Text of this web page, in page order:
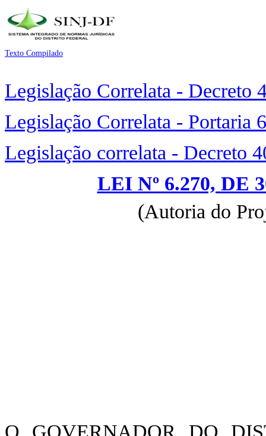
Texto Compilado
Legislação Correlata - Decreto
Legislação Correlata - Portaria
Legislação correlata - Decreto
LEI Nº 6.270, DE
(Autoria do